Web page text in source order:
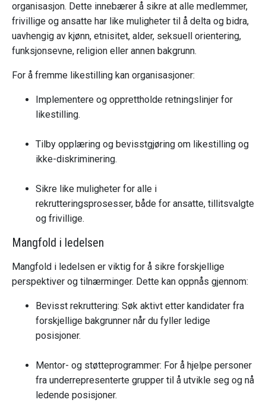
organisasjon. Dette innebærer å sikre at alle medlemmer,
frivillige og ansatte har like muligheter til å delta og bidra,
uavhengig av kjønn, etnisitet, alder, seksuell orientering,
funksjonsevne, religion eller annen bakgrunn.
For å fremme likestilling kan organisasjoner:
Implementere og opprettholde retningslinjer for
likestilling.
Tilby opplæring og bevisstgjøring om likestilling og
ikke-diskriminering.
Sikre like muligheter for alle i
rekrutteringsprosesser, både for ansatte, tillitsvalgte
og frivillige.
Mangfold i ledelsen
Mangfold i ledelsen er viktig for å sikre forskjellige
perspektiver og tilnærminger. Dette kan oppnås gjennom:
Bevisst rekruttering: Søk aktivt etter kandidater fra
forskjellige bakgrunner når du fyller ledige
posisjoner.
Mentor- og støtteprogrammer: For å hjelpe personer
fra underrepresenterte grupper til å utvikle seg og nå
ledende posisjoner.